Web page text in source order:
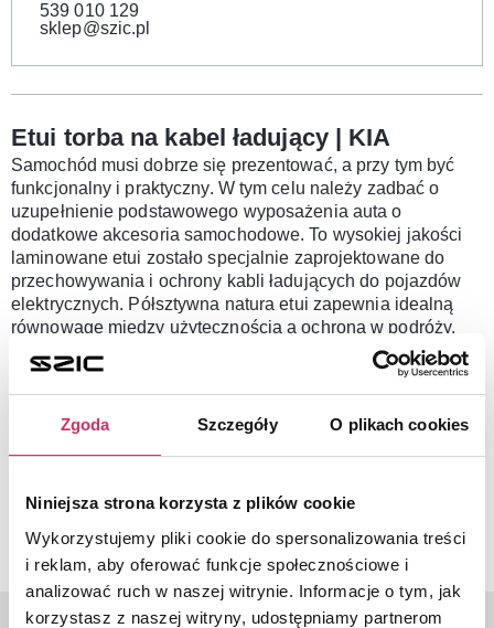
Zgoda Szczegóły O plikach cookies
Niniejsza strona korzysta z plików cookie
Wykorzystujemy pliki cookie do spersonalizowania treści
i reklam, aby oferować funkcje społecznościowe i
analizować ruch w naszej witrynie. Informacje o tym, jak
korzystasz z naszej witryny, udostępniamy partnerom
539 010 129
sklep@szic.pl
Etui torba na kabel ładujący | KIA
Samochód musi dobrze się prezentować, a przy tym być
funkcjonalny i praktyczny. W tym celu należy zadbać o
uzupełnienie podstawowego wyposażenia auta o
dodatkowe akcesoria samochodowe. To wysokiej jakości
laminowane etui zostało specjalnie zaprojektowane do
przechowywania i ochrony kabli ładujących do pojazdów
elektrycznych. Półsztywna natura etui zapewnia idealną
równowagę między użytecznością a ochroną w podróży.
Parametry i zalety:
Materiał: octan etylenu i winylu (EVA)
Branding: tłoczone logo Kia i metalowy uchwyt z logo
Mocowanie: Rzep znajdujący się z tyłu etui